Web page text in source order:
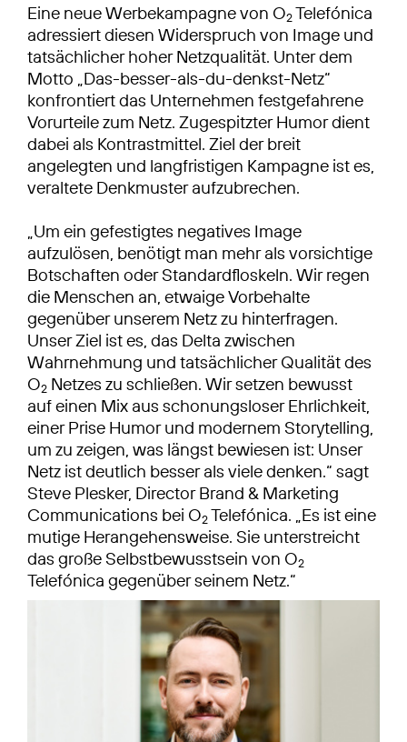
Eine neue Werbekampagne von O2Telefónica
adressiert diesen Widerspruch von Image und
tatsächlicher hoher Netzqualität. Unter dem
Motto „Das-besser-als-du-denkst-Netz“
konfrontiert das Unternehmen festgefahrene
Vorurteile zum Netz. Zugespitzter Humor dient
dabei als Kontrastmittel. Ziel der breit
angelegten und langfristigen Kampagne ist es,
veraltete Denkmuster aufzubrechen.
„Um ein gefestigtes negatives Image
aufzulösen, benötigt man mehr als vorsichtige
Botschaften oder Standardfloskeln. Wir regen
die Menschen an, etwaige Vorbehalte
gegenüber unserem Netz zu hinterfragen.
Unser Ziel ist es, das Delta zwischen
Wahrnehmung und tatsächlicher Qualität des
O2 Netzes zu schließen. Wir setzen bewusst
auf einen Mix aus schonungsloser Ehrlichkeit,
einer Prise Humor und modernem Storytelling,
um zu zeigen, was längst bewiesen ist: Unser
Netz ist deutlich besser als viele denken.“ sagt
Steve Plesker, Director Brand & Marketing
Communications bei O2Telefónica. „Es ist eine
mutige Herangehensweise. Sie unterstreicht
das große Selbstbewusstsein von O2
Telefónica gegenüber seinem Netz.“